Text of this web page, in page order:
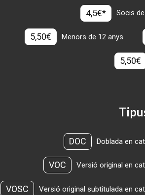
4,5€* Socis
5,50€ Menors de 12 anys
5,50€
DOC Doblada en
VOC Versió original en
VOSC Versió original subtitulada en